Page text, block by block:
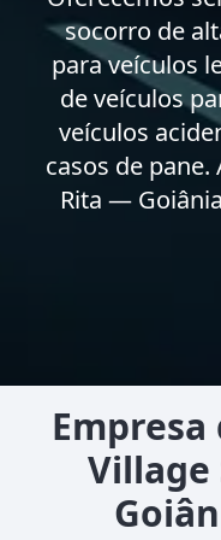
socorro de
para veículos
de veículos
veículos
casos de
Rita —